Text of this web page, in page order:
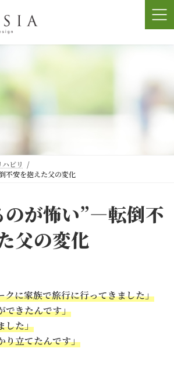
ハビリ
不安を抱えた父の変化
のが怖い”―転倒不
父の変化
クに家族で旅行に行ってきました」
できたんです」
した」
り立てたんです」